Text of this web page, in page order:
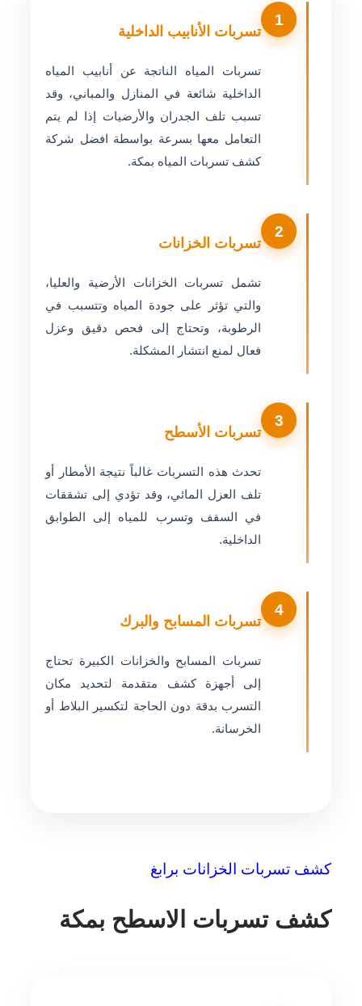
تسربات الأنابيب الداخلية
تسربات المياه الناتجة عن أنابيب المياه
الداخلية شائعة في المنازل والمباني، وقد
تسبب تلف الجدران والأرضيات إذا لم يتم
التعامل معها بسرعة بواسطة افضل شركة
كشف تسربات المياه بمكة.
تسربات الخزانات
تشمل تسربات الخزانات الأرضية والعليا،
والتي تؤثر على جودة المياه وتتسبب في
الرطوبة، وتحتاج إلى فحص دقيق وعزل
فعال لمنع انتشار المشكلة.
تسربات الأسطح
تحدث هذه التسربات غالباً نتيجة الأمطار أو
تلف العزل المائي، وقد تؤدي إلى تشققات
في السقف وتسرب للمياه إلى الطوابق
الداخلية.
4
تسربات المسابح والبرك
تسربات المسابح والخزانات الكبيرة تحتاج
إلى أجهزة كشف متقدمة لتحديد مكان
التسرب بدقة دون الحاجة لتكسير البلاط أو
الخرسانة.
كشف تسربات الخزانات برابغ
كشف تسربات الاسطح بمكة